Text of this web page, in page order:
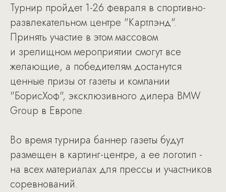
Турнир пройдет 1-26 февраля в спортивно-
развлекательном центре "Картлэнд".
Принять участие в этом массовом
и зрелищном мероприятии смогут все
желающие, а победителям достанутся
ценные призы от газеты и компании
"БорисХоф", эксклюзивного дилера BMW
Group в Европе.
Во время турнира баннер газеты будут
размещен в картинг-центре, а ее логотип -
на всех материалах для прессы и участников
соревнований.